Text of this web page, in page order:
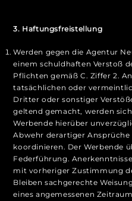
3. Haftungsfreistellung
Werden gegen die Agentur
einem schuldhaften Verstoß
Pflichten gemäß C. Ziffer 2.
tatsächlichen oder
Dritter oder sonstiger
geltend gemacht, werden
Werbende hierüber
Abwehr derartiger
koordinieren. Der Werbende
Federführung.
mit vorheriger Zustimmung
Bleiben sachgerechte
eines angemessenen